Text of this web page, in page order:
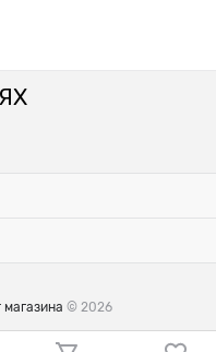
© 2026